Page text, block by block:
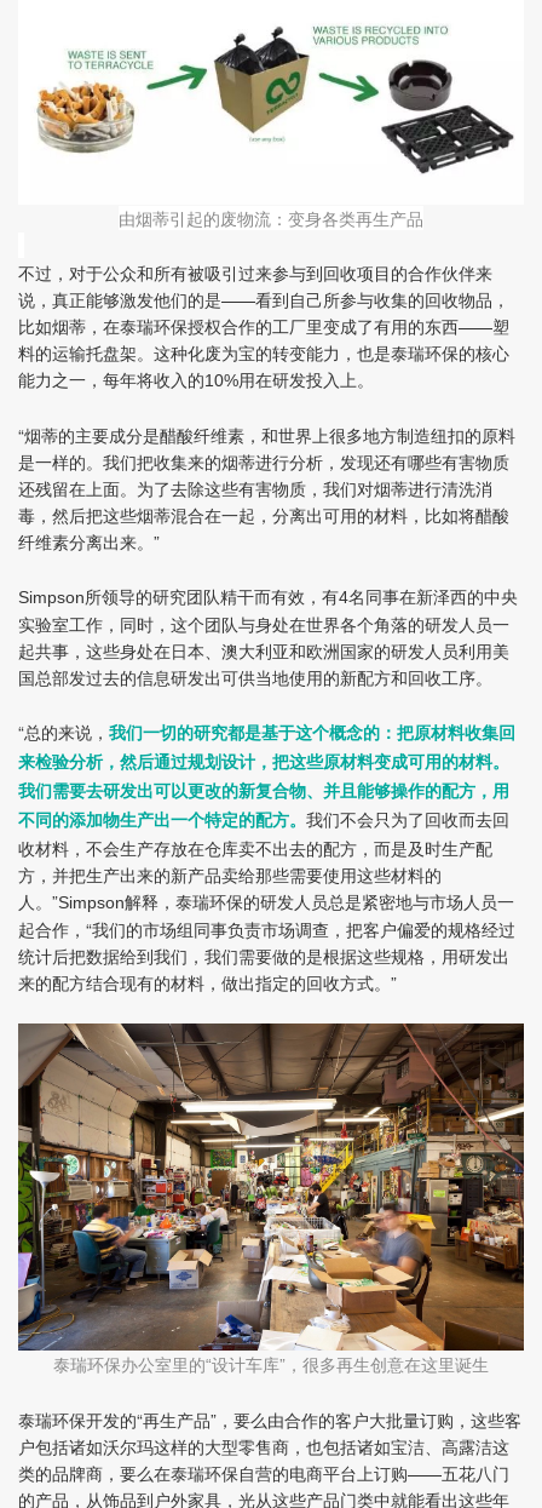
由烟蒂引起的废物流：变身各类再生产品
不过，对于公众和所有被吸引过来参与到回收项目的合作伙伴来
说，真正能够激发他们的是——看到自己所参与收集的回收物品，
比如烟蒂，在泰瑞环保授权合作的工厂里变成了有用的东西——塑
料的运输托盘架。这种化废为宝的转变能力，也是泰瑞环保的核心
能力之一，每年将收入的10%用在研发投入上。
“烟蒂的主要成分是醋酸纤维素，和世界上很多地方制造纽扣的原料
是一样的。我们把收集来的烟蒂进行分析，发现还有哪些有害物质
还残留在上面。为了去除这些有害物质，我们对烟蒂进行清洗消
毒，然后把这些烟蒂混合在一起，分离出可用的材料，比如将醋酸
纤维素分离出来。”
Simpson所领导的研究团队精干而有效，有4名同事在新泽西的中央
实验室工作，同时，这个团队与身处在世界各个角落的研发人员一
起共事，这些身处在日本、澳大利亚和欧洲国家的研发人员利用美
国总部发过去的信息研发出可供当地使用的新配方和回收工序。
“总的来说， 我们一切的研究都是基于这个概念的：把原材料收集回
来检验分析，然后通过规划设计，把这些原材料变成可用的材料。
我们需要去研发出可以更改的新复合物、并且能够操作的配方，用
不同的添加物生产出一个特定的配方。 我们不会只为了回收而去回
收材料，不会生产存放在仓库卖不出去的配方，而是及时生产配
方，并把生产出来的新产品卖给那些需要使用这些材料的
人。”Simpson解释，泰瑞环保的研发人员总是紧密地与市场人员一
起合作，“我们的市场组同事负责市场调查，把客户偏爱的规格经过
统计后把数据给到我们，我们需要做的是根据这些规格，用研发出
来的配方结合现有的材料，做出指定的回收方式。”
泰瑞环保办公室里的“设计车库”，很多再生创意在这里诞生
泰瑞环保开发的“再生产品”，要么由合作的客户大批量订购，这些客
户包括诸如沃尔玛这样的大型零售商，也包括诸如宝洁、高露洁这
类的品牌商，要么在泰瑞环保自营的电商平台上订购——五花八门
的产品，从饰品到户外家具，光从这些产品门类中就能看出这些年